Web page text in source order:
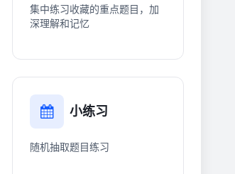
集中练习收藏的重点题目，加
深理解和记忆
小练习
随机抽取题目练习